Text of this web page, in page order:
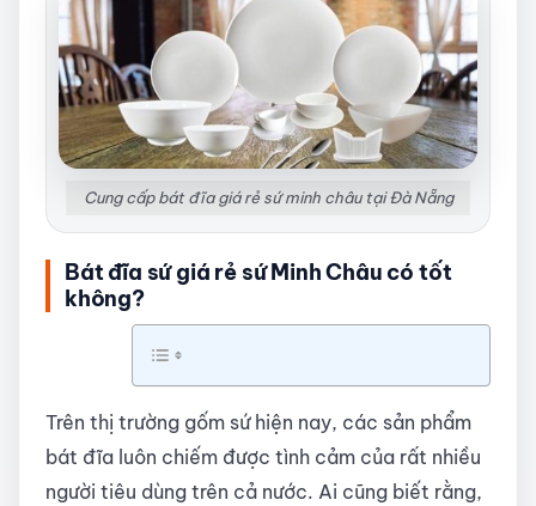
Cung cấp bát đĩa giá rẻ sứ minh châu tại Đà Nẵng
Bát đĩa sứ giá rẻ sứ Minh Châu có tốt
không?
Trên thị trường gốm sứ hiện nay, các sản phẩm
bát đĩa luôn chiếm được tình cảm của rất nhiều
người tiêu dùng trên cả nước. Ai cũng biết rằng,